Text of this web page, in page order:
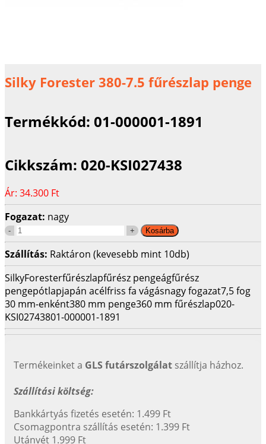
Silky Forester 380-7.5 fűrészlap penge
Termékkód: 01-000001-1891
Cikkszám: 020-KSI027438
Ár: 34.300 Ft
Fogazat: nagy
Szállítás: Raktáron (kevesebb mint 10db)
SilkyForesterfűrészlapfűrész pengeágfűrész
pengepótlapjapán acélfriss fa vágásnagy fogazat7,5 fog
30 mm-enként380 mm penge360 mm fűrészlap020-
KSI02743801-000001-1891
Termékeinket a GLS futárszolgálat szállítja házhoz.
Szállítási költség:
Bankkártyás fizetés esetén: 1.499 Ft
Csomagpontra szállítás esetén: 1.399 Ft
Utánvét 1.999 Ft